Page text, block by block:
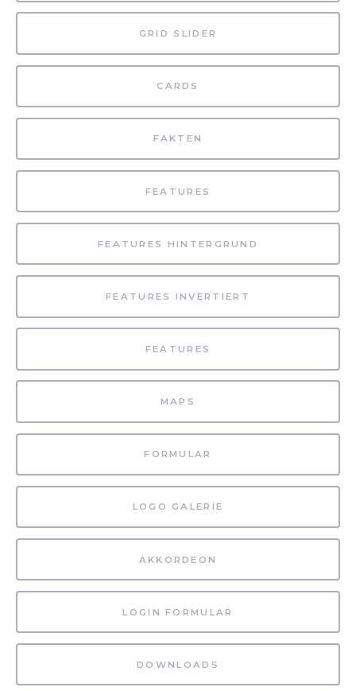
GRID SLIDER
CARDS
FAKTEN
FEATURES
FEATURES HINTERGRUND
FEATURES INVERTIERT
FEATURES
MAPS
FORMULAR
LOGO GALERIE
AKKORDEON
LOGIN FORMULAR
DOWNLOADS